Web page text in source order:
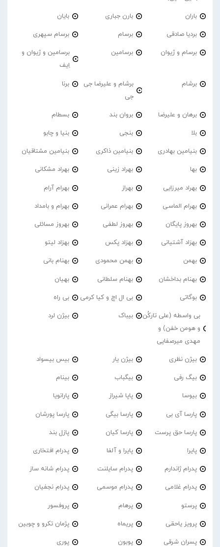
باران بارن جباری بایان
بردیا صادقی برسام برسام سپهری
برسام و ژیوان برسامین
برسامین و ژیوان و
اِیف
برشام
برشام و علیرضا جی
جی
برنا
برهان و علیرضا بروان بند بسطام
بلا بنجی بنیا و چابو
بنیامین بهادری بنیامین ذاکری بنیامین مشتاقیان
بها بهراد زینی بهراد مشکانی
بهراد میرزایی بهراز بهرام آرام
بهرام الماسی بهرام عمرانی بهرام و بامداد
بهروز پایگان بهروز لطفی بهروز مسائلی
بهزاد آشتیانی بهزاد پکس بهزاد لیتو
بهمن بهمن محمودی بهنام بانی
بهنام بداخشان بهنام سلطانی بهیان
بوگاتی بی ال اچ و کیا کرمی بی راه
بی واسطه (علی تارکُن
و هومن خفن) و
مهدی میرصفایی
بیباک بیژن لرد
بیژن نظری بیژن یار بیس بیسواد
بیگ رفی بیگباب بینام
بیوسا پاپا شیراز پارانویا
پارسا آی بی پارسا بیگی پارسا پورشان
پارسا حق پرست پارسا کیان پازل بند
پایرا پایرا و آلفا پدرام افتخاری
پدرام ژاندارم پدرام‌ سایلنت پدرام شانه ساز
پدرام غلامی پدرام موسمی پدرام نجفیان
پرستو پرهام پروفسور
پرویز یاحقی پریماه پژمان تکرو و چوبین
پسران شرقی پوبون پوری